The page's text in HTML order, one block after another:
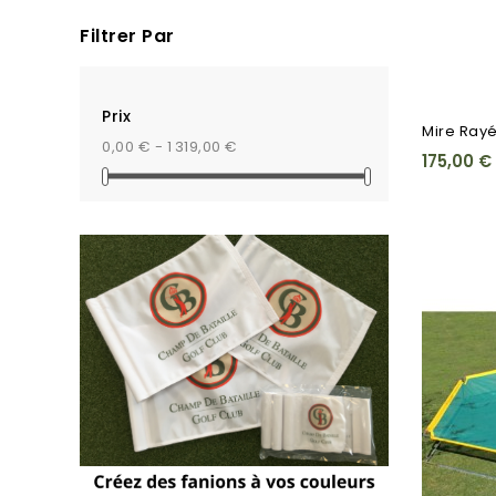
Filtrer Par
Prix
0,00 € - 1 319,00 €
Mire
175,00 €